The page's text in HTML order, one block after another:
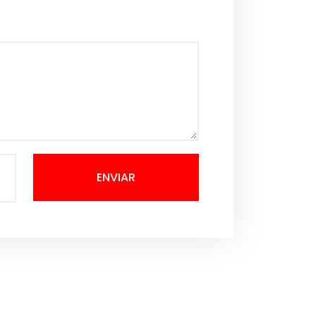
ENVIAR